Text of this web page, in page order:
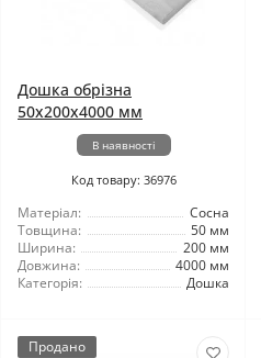
Дошка обрізна
50x200x4000 мм
В наявності
Код товару: 36976
Матеріал:
Сосна
Товщина:
50 мм
Ширина:
200 мм
Довжина:
4000 мм
Категорія:
Дошка
Продано